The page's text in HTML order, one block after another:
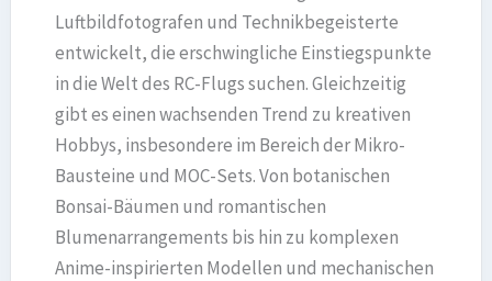
Luftbildfotografen und Technikbegeisterte
entwickelt, die erschwingliche Einstiegspunkte
in die Welt des RC-Flugs suchen. Gleichzeitig
gibt es einen wachsenden Trend zu kreativen
Hobbys, insbesondere im Bereich der Mikro-
Bausteine und MOC-Sets. Von botanischen
Bonsai-Bäumen und romantischen
Blumenarrangements bis hin zu komplexen
Anime-inspirierten Modellen und mechanischen